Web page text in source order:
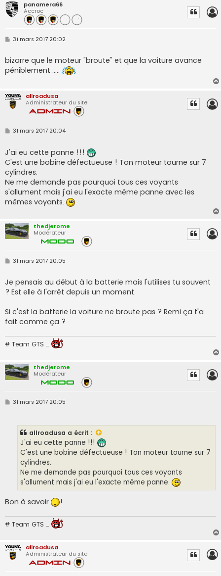
panamera66
Accroc
M
s
a
g
31 mars 2017 20:02
bizarre que le moteur "broute" et que la voiture avance
péniblement .....
allroadusa
Administrateur du site
M
s
a
g
e
31 mars 2017 20:04
J'ai eu cette panne !!!
C'est une bobine défectueuse ! Ton moteur tourne sur 7
cylindres.
Ne me demande pas pourquoi tous ces voyants
s'allument mais j'ai eu l'exacte même panne avec les
mêmes voyants.
thedjerome
Modérateur
M
s
a
g
31 mars 2017 20:05
Je pensais au début à la batterie mais l'utilises tu souvent
? Est elle à l'arrêt depuis un moment.
Si c'est la batterie la voiture ne broute pas ? Remi ça t'a
fait comme ça ?
# Team GTS …
thedjerome
Modérateur
M
31 mars 2017 20:05
allroadusa a écrit :
J'ai eu cette panne !!!
C'est une bobine défectueuse ! Ton moteur tourne sur 7
cylindres.
Ne me demande pas pourquoi tous ces voyants
s'allument mais j'ai eu l'exacte même panne.
Bon à savoir !
# Team GTS …
allroadusa
Administrateur du site